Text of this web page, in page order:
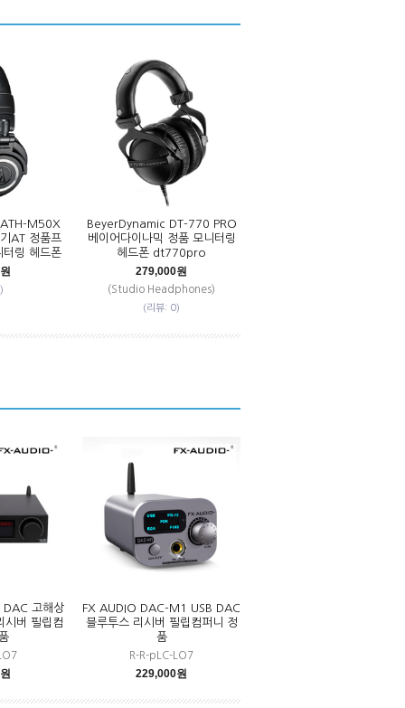
M50X
AT 정품프
터링 헤드폰
BeyerDynamic DT-770 PRO
베이어다이나믹 정품 모니터링
헤드폰 dt770pro
279,000원
(Studio Headphones)
(리뷰: 0)
고해상
시버 필립컴
FX AUDIO DAC-M1 USB DAC
블루투스 리시버 필립컴퍼니 정
품
R-R-pLC-LO7
229,000원